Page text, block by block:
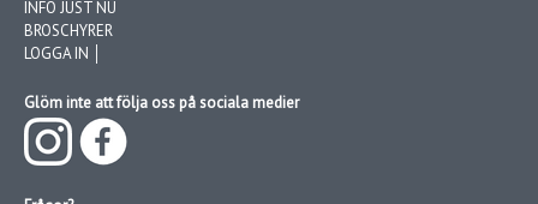
INFO JUST NU
BROSCHYRER
LOGGA IN │
Glöm inte att följa oss på sociala medier